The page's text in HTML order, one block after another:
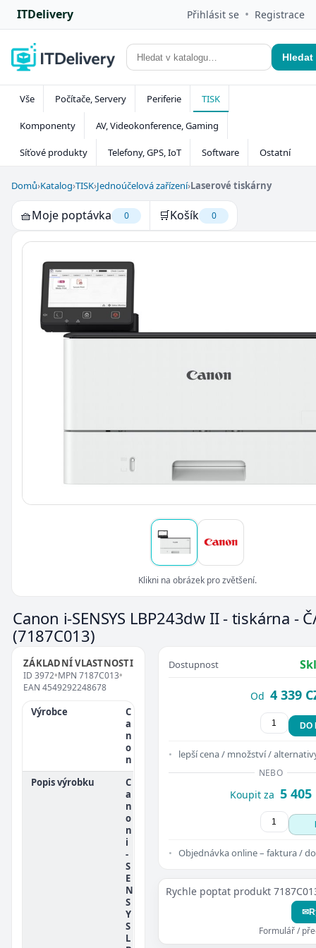
ITDelivery Přihlásit se • Registrace
Hledat
Vše Počítače, Servery Periferie TISK
Komponenty AV, Videokonference, Gaming
Síťové produkty Telefony, GPS, IoT Software Ostatní
Domů›Katalog›TISK›Jednoúčelová zařízení›Laserové tiskárny
🧺Moje poptávka 0 🛒Košík 0
Klikni na obrázek pro zvětšení.
Canon i-SENSYS LBP243dw II - tiskárna -
(7187C013)
ZÁKLADNÍ VLASTNOSTI
ID 3972•MPN 7187C013•
EAN 4549292248678
Výrobce
C
a
n
o
n
Popis výrobku
C
a
n
o
n
i
-
S
E
N
S
Y
S
L
Dostupnost
Od 4 339
DO
lepší cena / množství /
NEBO
Koupit za 5 405
Objednávka online – faktura /
Rychle poptat produkt
✉
Formulář /